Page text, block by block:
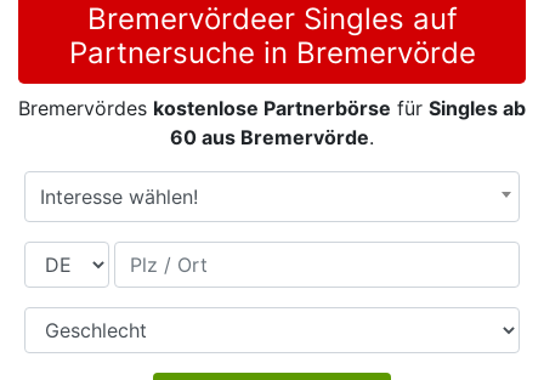
Bremervördeer Singles auf
Partnersuche in Bremervörde
Bremervördes kostenlose Partnerbörse für Singles ab
60 aus Bremervörde.
Interesse wählen!
Land Plz / Ort
Geschlecht